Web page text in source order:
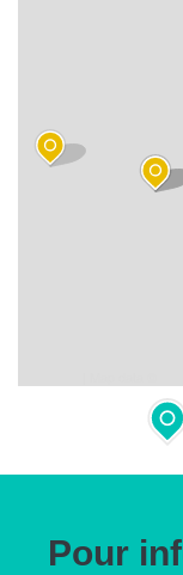
Pour